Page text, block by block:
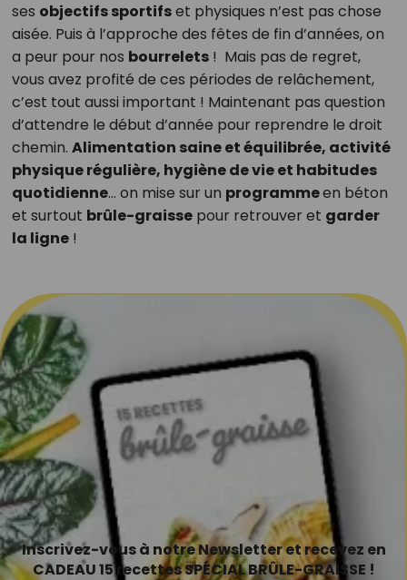
ses objectifs sportifset physiques n’est pas chose
aisée. Puis à l’approche des fêtes de fin d’années, on
a peur pour nos bourrelets! Mais pas de regret,
vous avez profité de ces périodes de relâchement,
c’est tout aussi important ! Maintenant pas question
d’attendre le début d’année pour reprendre le droit
chemin. Alimentation saine et équilibrée, activité
physique régulière, hygiène de vie et habitudes
quotidienne… on mise sur un programmeen béton
et surtout brûle-graissepour retrouver et garder
la ligne!
Inscrivez-vous à notre Newsletter et recevez en
CADEAU 15 recettes SPÉCIAL BRÛLE-GRAISSE !